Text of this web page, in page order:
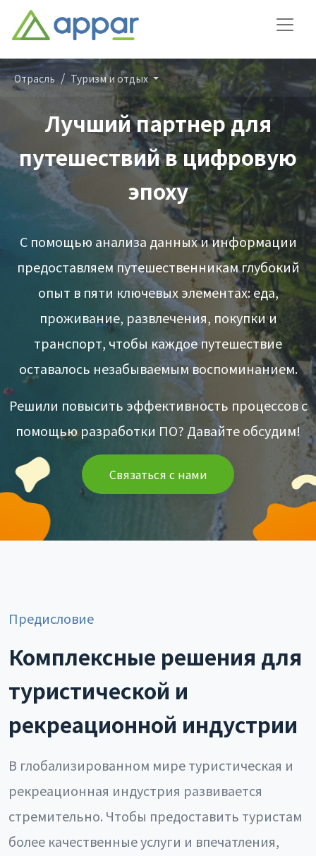
Отрасль Туризм и отдых
Лучший партнер для
путешествий в цифровую
эпоху
С помощью анализа данных и информации
предоставляем путешественникам глубокий
опыт в пяти ключевых элементах: еда,
проживание, развлечения, покупки и
транспорт, чтобы каждое путешествие
оставалось незабываемым воспоминанием.
Решили повысить эффективность процессов с
помощью разработки ПО? Давайте обсудим!
Связаться с нами
Предисловие
Комплексные решения для
туристической и
рекреационной индустрии
В глобализированном мире туристическая и
рекреационная индустрия развивается
стремительно. Чтобы предоставить туристам
более качественные услуги и впечатления,